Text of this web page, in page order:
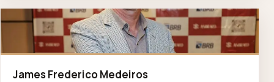
JF
James Frederico Medeiros